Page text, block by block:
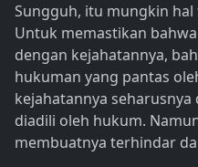
Sungguh, itu mungkin
Untuk memastikan
dengan kejahatannya,
hukuman yang pantas
kejahatannya
diadili oleh hukum.
membuatnya terhindar